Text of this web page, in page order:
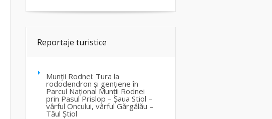
Reportaje turistice
Munții Rodnei: Tura la
rododendron și gențiene în
Parcul Național Munții Rodnei
prin Pasul Prislop – Șaua Stiol –
vârful Oncului, vârful Gărgălău –
Tăul Știol